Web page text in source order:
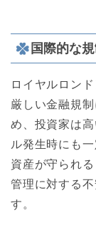
国際的な
ロイヤルロン
厳しい金融規
め、投資家は
ル発生時にも
資産が守られ
管理に対する
す。